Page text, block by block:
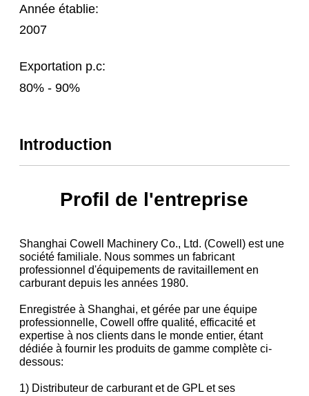
Année établie:
2007
Exportation p.c:
80% - 90%
Introduction
Profil de l'entreprise
Shanghai Cowell Machinery Co., Ltd. (Cowell) est une
société familiale. Nous sommes un fabricant
professionnel d'équipements de ravitaillement en
carburant depuis les années 1980.
Enregistrée à Shanghai, et gérée par une équipe
professionnelle, Cowell offre qualité, efficacité et
expertise à nos clients dans le monde entier, étant
dédiée à fournir les produits de gamme complète ci-
dessous:
1) Distributeur de carburant et de GPL et ses